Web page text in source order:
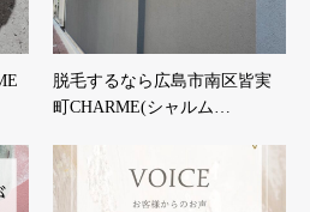
脱毛するなら広島市南区皆実
町CHARME(シャルム…